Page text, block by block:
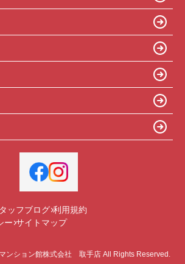
ッフブログ 利用規約
ー サイトマップ
ンション館株式会社 取手店 All Rights Reserved.